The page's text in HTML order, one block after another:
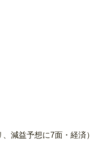
減益予想に7面・経済）